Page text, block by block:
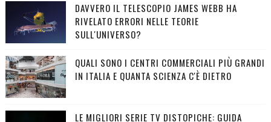
DAVVERO IL TELESCOPIO JAMES WEBB HA
RIVELATO ERRORI NELLE TEORIE
SULL'UNIVERSO?
QUALI SONO I CENTRI COMMERCIALI PIÙ GRANDI
IN ITALIA E QUANTA SCIENZA C'È DIETRO
LE MIGLIORI SERIE TV DISTOPICHE: GUIDA